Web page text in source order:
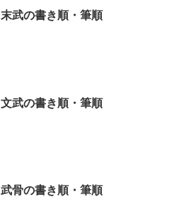
末武の書き順・筆順
文武の書き順・筆順
武骨の書き順・筆順